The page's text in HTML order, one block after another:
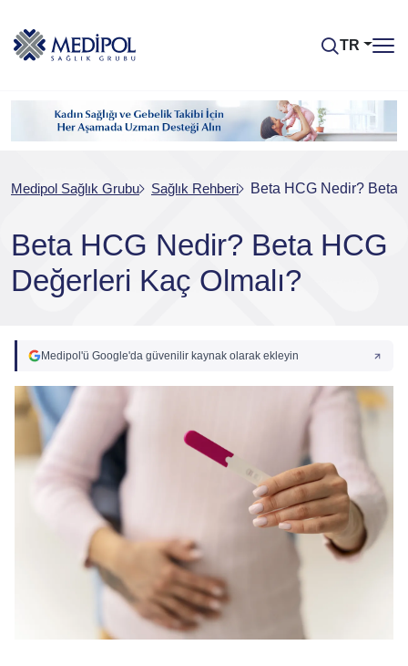
TR
Medipol Sağlık Grubu Sağlık Rehberi Beta HCG Nedir? Beta
Beta HCG Nedir? Beta HCG
Değerleri Kaç Olmalı?
Medipol'ü Google'da güvenilir kaynak olarak ekleyin